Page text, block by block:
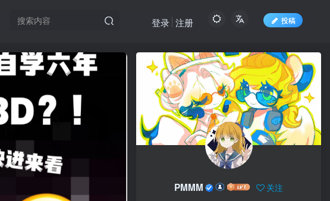
投稿
登录 注册
PMMM 关注